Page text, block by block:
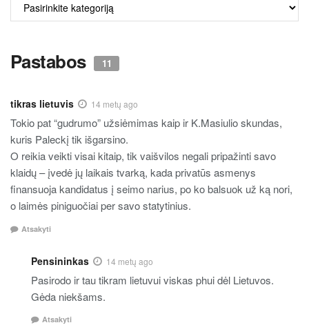
TURINYS
Pastabos 11
tikras lietuvis 14 metų ago
Tokio pat “gudrumo” užsiėmimas kaip ir K.Masiulio skundas,
kuris Paleckį tik išgarsino.
O reikia veikti visai kitaip, tik vaišvilos negali pripažinti savo
klaidų – įvedė jų laikais tvarką, kada privatūs asmenys
finansuoja kandidatus į seimo narius, po ko balsuok už ką nori,
o laimės piniguočiai per savo statytinius.
Atsakyti
Pensininkas 14 metų ago
Pasirodo ir tau tikram lietuvui viskas phui dėl Lietuvos.
Gėda niekšams.
Atsakyti